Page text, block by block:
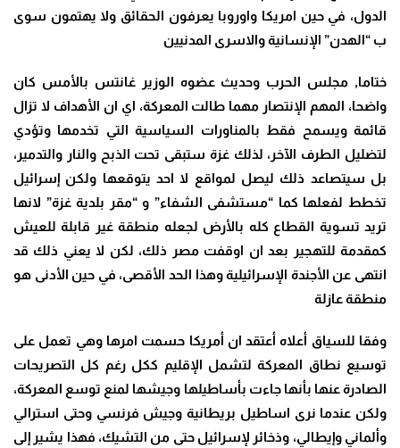
الدول، في حين امريكا واوروبا يعرفون الحقائق ولا يهتمون سوى
ب “الهدن” الإنسانية والاسرى المدنيين
ختاما, مجلس الحرب وحديث عضوه الوزير غانتس بالأمس كان
واضحا، المهم الإنتصار مهما طالت المعركة، اي ان الأهداف لا تزال
قائمة ويسمح فقط بالمناورات السياسية التي تخدمها وتؤدي
لتضليل الطرف الآخر، لذلك غزة ستبقى تحت الذبح والنار والتدمير،
بل سيتصاعد ذلك ليصل لمواقع لا احد يتوقعها ولكن إسرائيل
تخطط لفعلها كما “مستشفى الشفاء” و “مقر بلدية غزة” لانها
تريد تسوية القطاع كله بالأرض لجعله منطقة غير قابلة للعيش
كمقدمة للتهجير بعد ان اوقفت مصر ذلك، لكن لا يعني ذلك قد
انتهى عن الأجندة الإسرائيلية وهذا الحد الأقصى، في حين الأدنى هو
منطقة عازلة
وفقا للسياق أعلاه أعتقد ان أمريكا حسمت امرها وهي تعمل على
توسيع نطاق المعركة لتشمل الإقليم ككل رغم كل التصريحات
الصادرة عنها بأنها جاءت بأساطيلها وجيشها لمنع توسع المعركة،
ولكن عندما نرى اساطيل بريطانية وجيش فرنسي وحتى استرالي
وألماني وإيطالي، وذخائر لإسرائيل حتى من التشيك، فهذا يشير إلى